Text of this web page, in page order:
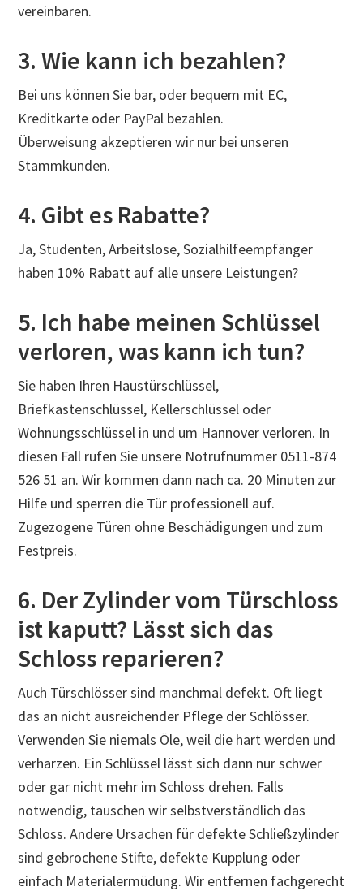
vereinbaren.
3. Wie kann ich bezahlen?
Bei uns können Sie bar, oder bequem mit EC,
Kreditkarte oder PayPal bezahlen.
Überweisung akzeptieren wir nur bei unseren
Stammkunden.
4. Gibt es Rabatte?
Ja, Studenten, Arbeitslose, Sozialhilfeempfänger
haben 10% Rabatt auf alle unsere Leistungen?
5. Ich habe meinen Schlüssel
verloren, was kann ich tun?
Sie haben Ihren Haustürschlüssel,
Briefkastenschlüssel, Kellerschlüssel oder
Wohnungsschlüssel in und um Hannover verloren. In
diesen Fall rufen Sie unsere Notrufnummer 0511-874
526 51 an. Wir kommen dann nach ca. 20 Minuten zur
Hilfe und sperren die Tür professionell auf.
Zugezogene Türen ohne Beschädigungen und zum
Festpreis.
6. Der Zylinder vom Türschloss
ist kaputt? Lässt sich das
Schloss reparieren?
Auch Türschlösser sind manchmal defekt. Oft liegt
das an nicht ausreichender Pflege der Schlösser.
Verwenden Sie niemals Öle, weil die hart werden und
verharzen. Ein Schlüssel lässt sich dann nur schwer
oder gar nicht mehr im Schloss drehen. Falls
notwendig, tauschen wir selbstverständlich das
Schloss. Andere Ursachen für defekte Schließzylinder
sind gebrochene Stifte, defekte Kupplung oder
einfach Materialermüdung. Wir entfernen fachgerecht